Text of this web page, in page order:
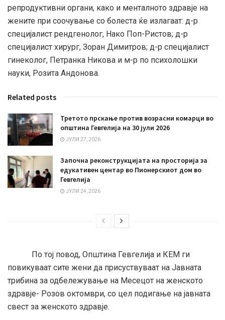
репродуктивни органи, како и менталното здравје на
жените при соочување со болеста ќе излагаат: д-р
специјалист рендгенолог, Нако Поп-Ристов; д-р
специјалист хирург, Зоран Димитров; д-р специјалист
гинеколог, Петранка Никова и м-р по психолошки
науки, Розита Андонова.
Related posts
Третото прскање против возрасни комарци во
општина Гевгелија на 30 јули 2026
ЈУЛИ 27, 2026
Започна реконструкцијата на просторија за
едукативен центар во Пионерскиот дом во
Гевгелија
ЈУЛИ 24, 2026
По тој повод, Општина Гевгелија и КЕМ ги
повикуваат сите жени да присуствуваат на Јавната
трибина за одбележување на Месецот на женското
здравје- Розов октомври, со цел подигање на јавната
свест за женското здравје.